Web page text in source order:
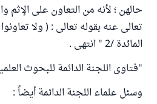
حالهن ؛ لأنه من التعاون على الإثم
تعالى عنه بقوله تعالى : ( ولا
المائدة /2 " انتهى .
"فتاوى اللجنة الدائمة للبحوث العلمية
وسئل علماء اللجنة الدائمة أيضاً :